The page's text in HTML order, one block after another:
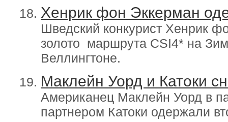
Хенрик фон Эккерман
Шведский конкурист Хенрик
золото маршрута CSI4* на
Веллингтоне.
Маклейн Уорд и Катоки
Американец Маклейн Уорд в
партнером Катоки одержали